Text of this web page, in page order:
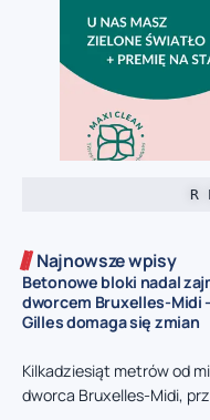
R
Najnowsze wpisy
Betonowe bloki nadal
dworcem Bruxelles-Midi
Gilles domaga się zmian
Kilkadziesiąt metrów od
dworca Bruxelles-Midi,